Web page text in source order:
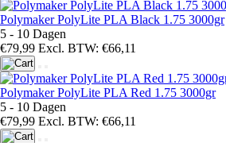
Polymaker PolyLite PLA Black 1.75 3000gr
5 - 10 Dagen
€79,99 Excl. BTW: €66,11
Polymaker PolyLite PLA Red 1.75 3000gr
5 - 10 Dagen
€79,99 Excl. BTW: €66,11